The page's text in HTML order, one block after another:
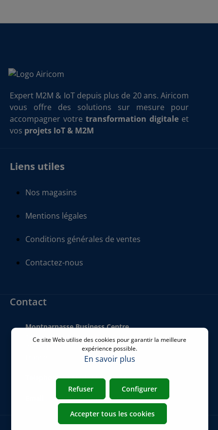
Expert M2M & IoT depuis plus de 20 ans. Airicom
vous offre des solutions sur mesure pour
accompagner votre transformation digitale et
vos projets IoT & M2M
Liens utiles
Nos magasins
Mentions légales
Conditions générales de ventes
Contactez-nous
Contact
Montparnasse Business Centre
140 bis Rue de Rennes
Téléphone:+33 01 77 62 46 24
commercial@airicom.fr
Ce site Web utilise des cookies pour garantir la meilleure
expérience possible.
En savoir plus
Refuser Configurer
Accepter tous les cookies